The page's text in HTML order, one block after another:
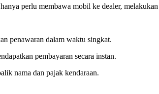
perlu membawa mobil ke dealer,
penawaran dalam waktu singkat.
pembayaran secara instan.
nama dan pajak kendaraan.